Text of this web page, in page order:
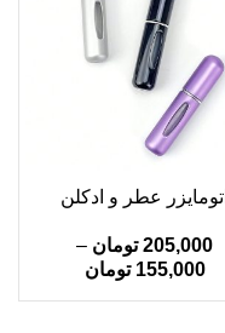
اتومایزر عطر و ادکلن
205,000 تومان –
155,000 تومان